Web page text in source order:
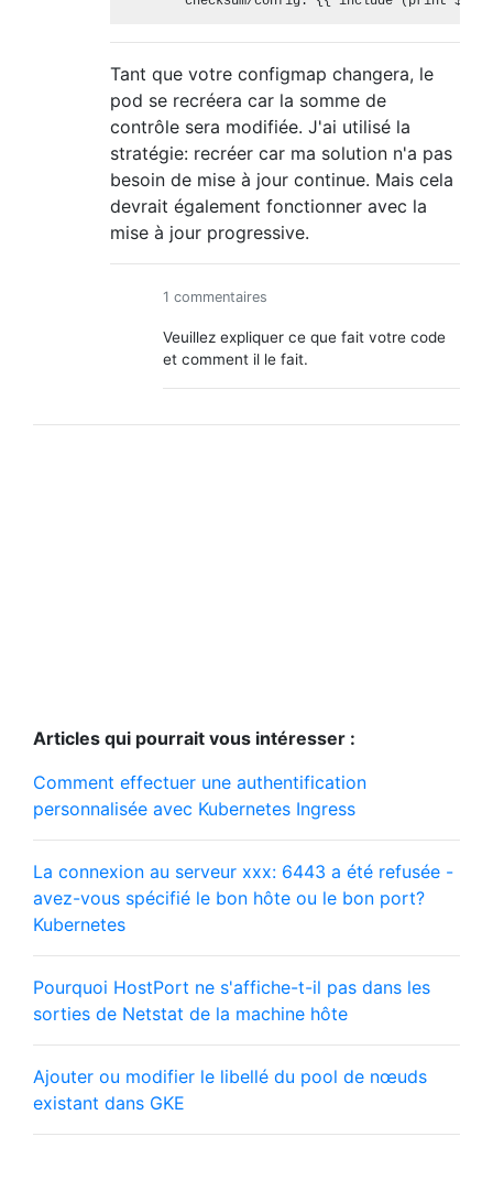
Tant que votre configmap changera, le
pod se recréera car la somme de
contrôle sera modifiée. J'ai utilisé la
stratégie: recréer car ma solution n'a pas
besoin de mise à jour continue. Mais cela
devrait également fonctionner avec la
mise à jour progressive.
1 commentaires
Veuillez expliquer ce que fait votre code
et comment il le fait.
Articles qui pourrait vous intéresser :
Comment effectuer une authentification
personnalisée avec Kubernetes Ingress
La connexion au serveur xxx: 6443 a été refusée -
avez-vous spécifié le bon hôte ou le bon port?
Kubernetes
Pourquoi HostPort ne s'affiche-t-il pas dans les
sorties de Netstat de la machine hôte
Ajouter ou modifier le libellé du pool de nœuds
existant dans GKE